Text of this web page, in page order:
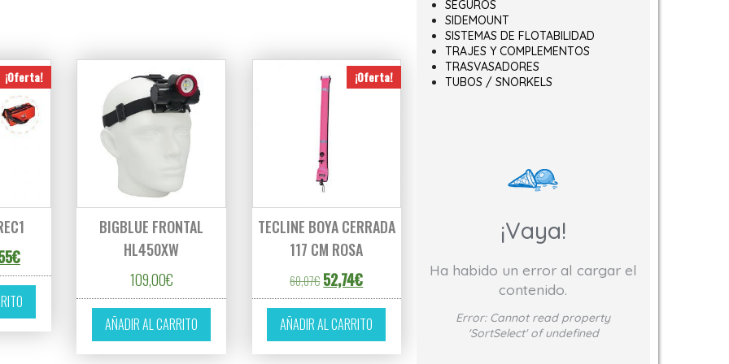
¡Oferta!
original era: 265,05€.
€El precio actual es: 238,55€.
BIGBLUE FRONTAL
HL450XW
109,00€
AÑADIR AL CARRITO
¡Oferta!
TECLINE BOYA CERRADA
117 CM ROSA
60,07€ El precio original era: 60,07€.
52,74€El precio actual es: 52,74€.
AÑADIR AL CARRITO
SEGUROS
SIDEMOUNT
SISTEMAS DE FLOTABILIDAD
TRAJES Y COMPLEMENTOS
TRASVASADORES
TUBOS / SNORKELS
¡Vaya!
Ha habido un error al cargar el
contenido.
Error: Cannot read property
'SortSelect' of undefined